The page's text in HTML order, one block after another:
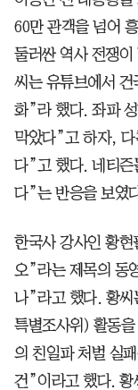
60만 관객을 넘어
둘러싼 역사 전쟁
씨는 유튜브에서
화”라 했다. 좌파
막았다”고 하자, 다
다”고 했다. 네티즌
다”는 반응을 보였
한국사 강사인 황
오”라는 제목의 동
나”라고 했다. 황씨
특별조사위) 활동
의 친일파 처벌 실
건”이라고 했다. 황